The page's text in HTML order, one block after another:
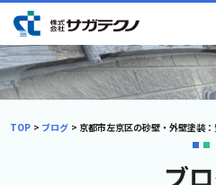
ブ
TOP ブログ 京都市左京区の砂壁・外壁塗装